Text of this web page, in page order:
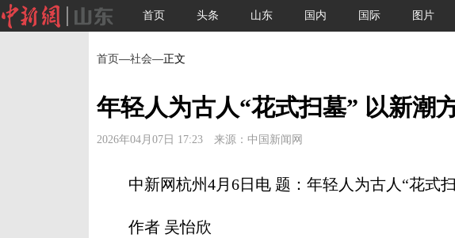
首页 头条 山东 国内 国际 图片
首页—社会—正文
年轻人为古人“花式扫墓” 以新潮
2026年04月07日 17:23 来源：中国新闻网
中新网杭州4月6日电 题：年轻人为古人“花式扫
作者 吴怡欣